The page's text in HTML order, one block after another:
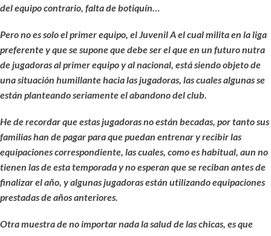
del equipo contrario, falta de botiquín…
Pero no es solo el primer equipo, el Juvenil A el cual milita en la liga
preferente y que se supone que debe ser el que en un futuro nutra
de jugadoras al primer equipo y al nacional, está siendo objeto de
una situación humillante hacia las jugadoras, las cuales algunas se
están planteando seriamente el abandono del club.
He de recordar que estas jugadoras no están becadas, por tanto sus
familias han de pagar para que puedan entrenar y recibir las
equipaciones correspondiente, las cuales, como es habitual, aun no
tienen las de esta temporada y no esperan que se reciban antes de
finalizar el año, y algunas jugadoras están utilizando equipaciones
prestadas de años anteriores.
Otra muestra de no importar nada la salud de las chicas, es que